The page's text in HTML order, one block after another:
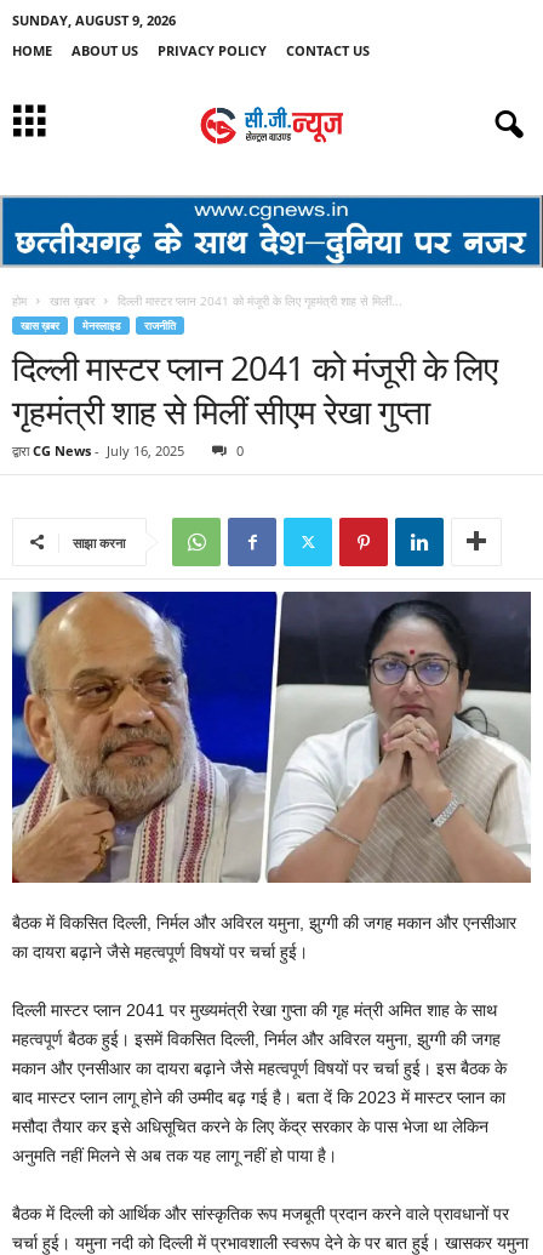
SUNDAY, AUGUST 9, 2026
HOME
ABOUT US PRIVACY POLICY CONTACT US
होम खास ख़बर दिल्ली मास्टर प्लान 2041 को मंजूरी के लिए गृहमंत्री शाह से मिलीं...
खास ख़बर मेनस्लाइड राजनीति
दिल्ली मास्टर प्लान 2041 को मंजूरी के लिए
गृहमंत्री शाह से मिलीं सीएम रेखा गुप्ता
द्वारा CG News - July 16, 2025 0
साझा करना
बैठक में विकसित दिल्ली, निर्मल और अविरल यमुना, झुग्गी की जगह मकान और एनसीआर
का दायरा बढ़ाने जैसे महत्वपूर्ण विषयों पर चर्चा हुई।
दिल्ली मास्टर प्लान 2041 पर मुख्यमंत्री रेखा गुप्ता की गृह मंत्री अमित शाह के साथ
महत्वपूर्ण बैठक हुई। इसमें विकसित दिल्ली, निर्मल और अविरल यमुना, झुग्गी की जगह
मकान और एनसीआर का दायरा बढ़ाने जैसे महत्वपूर्ण विषयों पर चर्चा हुई। इस बैठक के
बाद मास्टर प्लान लागू होने की उम्मीद बढ़ गई है। बता दें कि 2023 में मास्टर प्लान का
मसौदा तैयार कर इसे अधिसूचित करने के लिए केंद्र सरकार के पास भेजा था लेकिन
अनुमति नहीं मिलने से अब तक यह लागू नहीं हो पाया है।
बैठक में दिल्ली को आर्थिक और सांस्कृतिक रूप मजबूती प्रदान करने वाले प्रावधानों पर
चर्चा हुई। यमुना नदी को दिल्ली में प्रभावशाली स्वरूप देने के पर बात हुई। खासकर यमुना